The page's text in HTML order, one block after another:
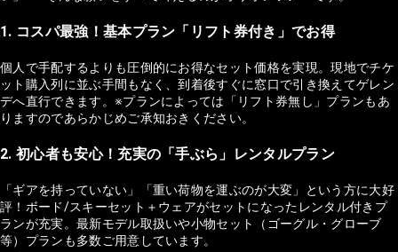
1. コスパ最強！基本プラン「リフト券付き」でお得
個人で手配するよりも圧倒的にお得なセット価格を実現。現地でチケ
ット購入列に並ぶ手間もなく、到着後すぐに窓口で引き換えてゲレン
デへ直行できます。※プランによっては「リフト券無し」プランもあ
りますのであらかじめご承知おきください。
2. 初心者も安心！充実の「手ぶら」レンタルプラン
「ギアを持っていない」「重い荷物を運ぶのが大変」という方に大好
評！ボード/スキーセット＋ウェアがセットになったレンタル付きプ
ランが充実。最新モデル取扱いや小物セット（ゴーグル・グローブ
等）プランも多数ご用意しています。